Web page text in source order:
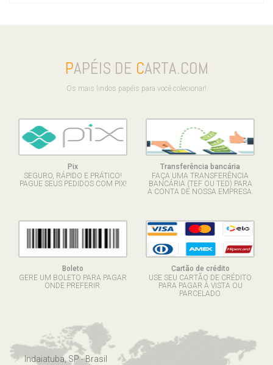
PAPÉIS DE CARTA.COM
Os mais lindos papéis para você colecionar!
Pix
SEGURO, RÁPIDO E PRÁTICO!
PAGUE SEUS PEDIDOS COM PIX!
Transferência bancária
FAÇA UMA TRANSFERÊNCIA
BANCÁRIA (TEF OU TED) PARA
A CONTA DE NOSSA EMPRESA.
Boleto
GERE UM BOLETO PARA PAGAR
ONDE PREFERIR.
Cartão de crédito
USE SEU CARTÃO DE CRÉDITO
PARA PAGAR À VISTA OU
PARCELADO.
Indaiatuba, SP - Brasil